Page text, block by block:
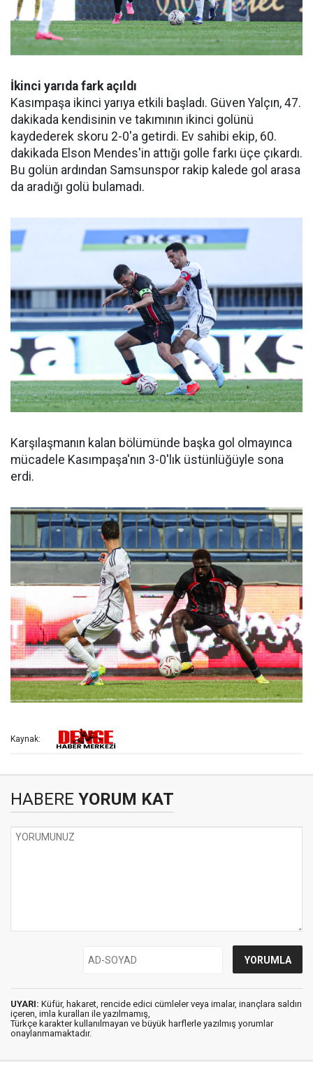
İkinci yarıda fark açıldı
Kasımpaşa ikinci yarıya etkili başladı. Güven Yalçın, 47.
dakikada kendisinin ve takımının ikinci golünü
kaydederek skoru 2-0'a getirdi. Ev sahibi ekip, 60.
dakikada Elson Mendes'in attığı golle farkı üçe çıkardı.
Bu golün ardından Samsunspor rakip kalede gol arasa
da aradığı golü bulamadı.
Karşılaşmanın kalan bölümünde başka gol olmayınca
mücadele Kasımpaşa'nın 3-0'lık üstünlüğüyle sona
erdi.
Kaynak:
HABERE YORUM KAT
UYARI: Küfür, hakaret, rencide edici cümleler veya imalar, inançlara saldırı
içeren, imla kuralları ile yazılmamış,
Türkçe karakter kullanılmayan ve büyük harflerle yazılmış yorumlar
onaylanmamaktadır.